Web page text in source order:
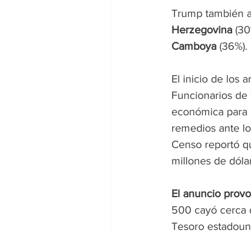
Trump también
Herzegovina
Camboya (36%).
El inicio de los
Funcionarios
económica
remedios ante
Censo reportó
millones de
El anuncio
500 cayó cerca
Tesoro